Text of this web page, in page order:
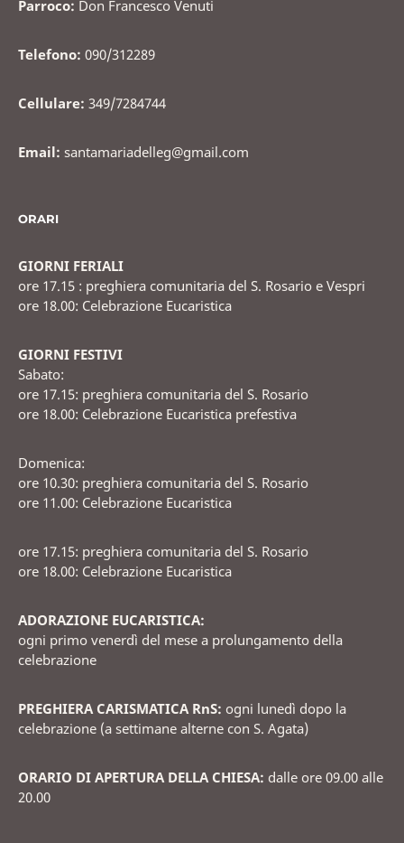
Parroco: Don Francesco Venuti
Telefono: 090/312289
Cellulare: 349/7284744
Email: santamariadelleg@gmail.com
ORARI
GIORNI FERIALI
ore 17.15 : preghiera comunitaria del S. Rosario e Vespri
ore 18.00: Celebrazione Eucaristica
GIORNI FESTIVI
Sabato:
ore 17.15: preghiera comunitaria del S. Rosario
ore 18.00: Celebrazione Eucaristica prefestiva
Domenica:
ore 10.30: preghiera comunitaria del S. Rosario
ore 11.00: Celebrazione Eucaristica
ore 17.15: preghiera comunitaria del S. Rosario
ore 18.00: Celebrazione Eucaristica
ADORAZIONE EUCARISTICA:
ogni primo venerdì del mese a prolungamento della
celebrazione
PREGHIERA CARISMATICA RnS: ogni lunedì dopo la
celebrazione (a settimane alterne con S. Agata)
ORARIO DI APERTURA DELLA CHIESA: dalle ore 09.00 alle
20.00